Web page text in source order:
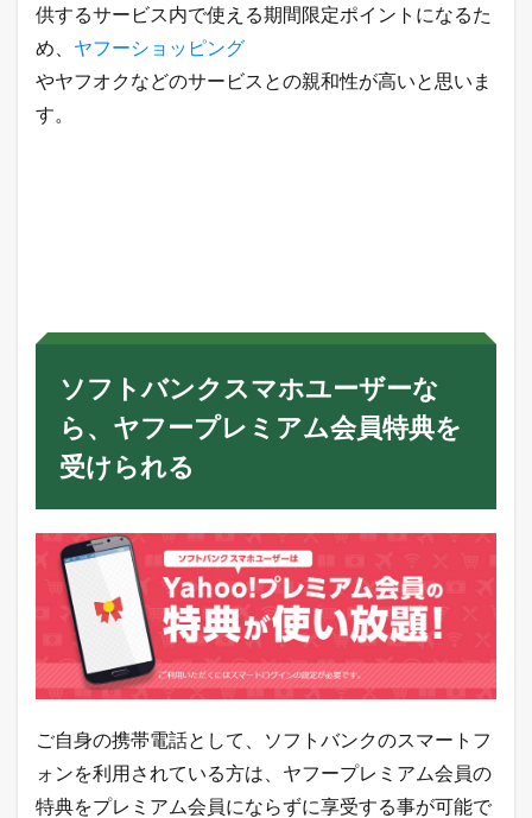
供するサービス内で使える期間限定ポイントになるた
め、 ヤフーショッピング
やヤフオクなどのサービスとの親和性が高いと思いま
す。
ソフトバンクスマホユーザーな
ら、ヤフープレミアム会員特典を
受けられる
ご自身の携帯電話として、ソフトバンクのスマートフ
ォンを利用されている方は、ヤフープレミアム会員の
特典をプレミアム会員にならずに享受する事が可能で